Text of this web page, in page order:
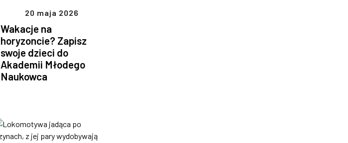
20 maja 2026
Wakacje na
horyzoncie? Zapisz
swoje dzieci do
Akademii Młodego
Naukowca